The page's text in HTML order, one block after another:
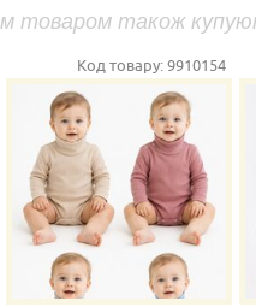
товаром також
Код товару:9910154